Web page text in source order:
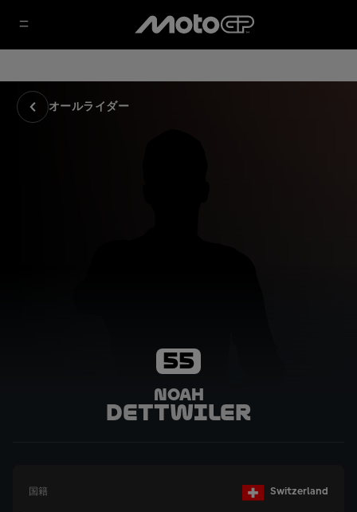
オールライダー
55
Noah
Dettwiler
国籍 Switzerland